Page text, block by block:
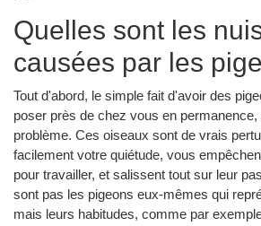
Quelles sont les
causées par les
Tout d'abord, le simple fait d'avoir des
poser près de chez vous en
problème. Ces oiseaux sont de vrais
facilement votre quiétude, vous
pour travailler, et salissent tout sur leur
sont pas les pigeons eux-mêmes qui
mais leurs habitudes, comme par